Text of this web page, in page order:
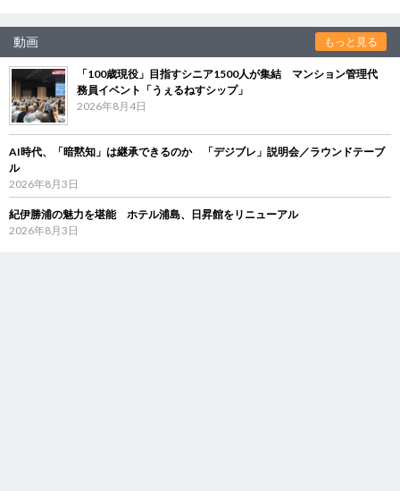
動画 もっと見る
「100歳現役」目指すシニア1500人が集結 マンション管理代
務員イベント「うぇるねすシップ」
2026年8月4日
AI時代、「暗黙知」は継承できるのか 「デジブレ」説明会／ラウンドテーブ
ル
2026年8月3日
紀伊勝浦の魅力を堪能 ホテル浦島、日昇館をリニューアル
2026年8月3日